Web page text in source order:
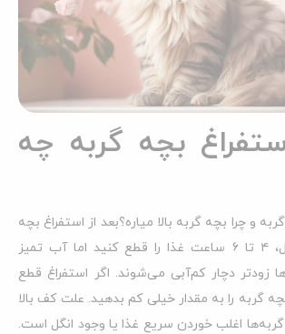
بچه گربه چه
و چرا بچه گربه بالا میاره؟بعد از استفراغ بچه
گربه چه کنیم؟ اول، ۴ تا ۶ ساعت غذا را قطع کنید اما آب تمیز
زودتر دچار کم‌آبی می‌شوند. اگر استفراغ قطع
گربه را به مقدار خیلی کم بدهید. علت کف بالا
اغلب خوردن سریع غذا یا وجود انگل است.